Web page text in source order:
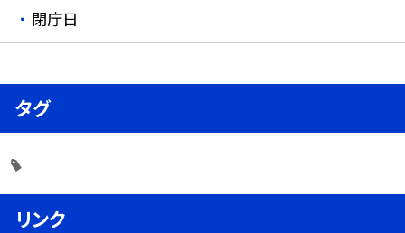
閉庁日
タグ
リンク